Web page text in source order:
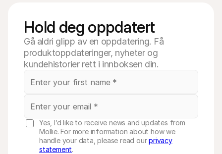
Hold deg oppdatert
Gå aldri glipp av en oppdatering. Få
produktoppdateringer, nyheter og
kundehistorier rett i innboksen din.
Yes, I’d like to receive news and updates from
Mollie. For more information about how we
handle your data, please read ourprivacy
statement.